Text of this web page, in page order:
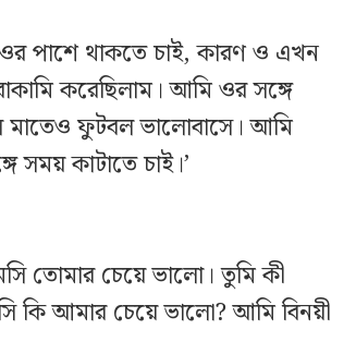
পাশে থাকতে চাই, কারণ ও এখন
করেছিলাম। আমি ওর সঙ্গে
ফুটবল ভালোবাসে। আমি
সময় কাটাতে চাই।’
তোমার চেয়ে ভালো। তুমি কী
কি আমার চেয়ে ভালো? আমি বিনয়ী